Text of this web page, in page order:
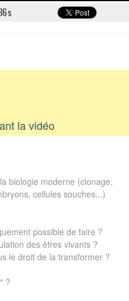
s
la vidéo
biologie moderne (clonage,
cellules souches...)
possible de faire ?
des êtres vivants ?
le droit de la transformer ?
?